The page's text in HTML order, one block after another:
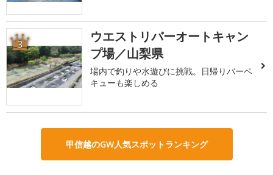
3
ウエストリバーオートキャン
プ場／山梨県
場内で釣りや水遊びに挑戦。日帰りバーベ
キューも楽しめる
甲信越のGW人気スポットランキング